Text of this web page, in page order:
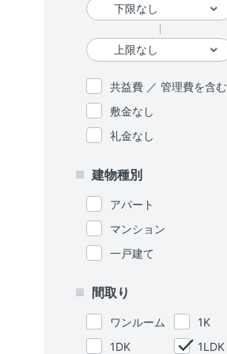
共益費 ／ 管理費を含む
敷金なし
礼金なし
建物種別
アパート
マンション
一戸建て
間取り
ワンルーム
1K
1DK
1LDK